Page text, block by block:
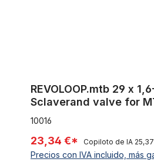
REVOLOOP.mtb 29 x 1,6-2,4
Sclaverand valve for
10016
23,34 €* Copiloto de IA
Precios con IVA incluido, más